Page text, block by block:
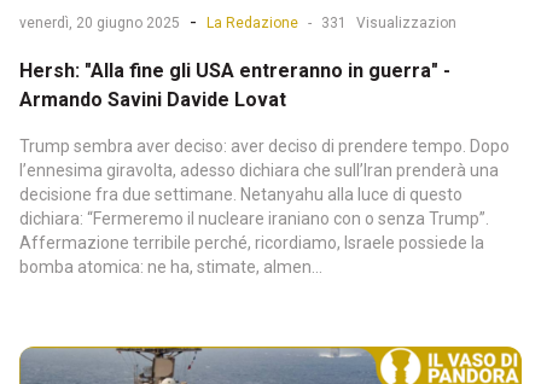
venerdì, 20 giugno 2025 - La Redazione - 331 Visualizzazion
Hersh: "Alla fine gli USA entreranno in guerra" -
Armando Savini Davide Lovat
Trump sembra aver deciso: aver deciso di prendere tempo. Dopo
l’ennesima giravolta, adesso dichiara che sull’Iran prenderà una
decisione fra due settimane. Netanyahu alla luce di questo
dichiara: “Fermeremo il nucleare iraniano con o senza Trump”.
Affermazione terribile perché, ricordiamo, Israele possiede la
bomba atomica: ne ha, stimate, almen...